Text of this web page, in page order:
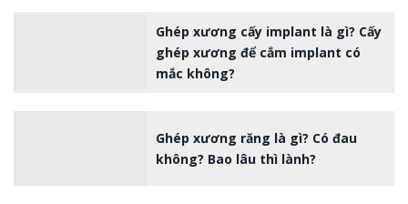
Ghép xương cấy implant là gì? Cấy
ghép xương để cắm implant có
mắc không?
Ghép xương răng là gì? Có đau
không? Bao lâu thì lành?